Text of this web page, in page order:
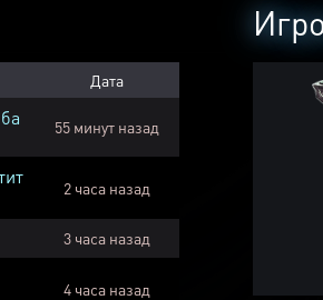
Дата
55 минут назад
2 часа назад
3 часа назад
4 часа назад